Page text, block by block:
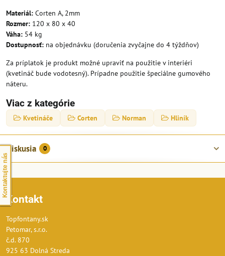
Materiál: Corten A, 2mm
Rozmer: 120 x 80 x 40
Váha: 54 kg
Dostupnosť: na objednávku (doručenia zvyčajne do 4 týždňov)
Za príplatok je produkt možné upraviť na použitie v interiéri
(kvetináč bude vodotesný). Prípadne použitie špeciálne gumového
náteru.
Viac z kategórie
Kvetináče Corten Norman Hliník
Diskusia 0
Kontakt
Topfontany.sk
Petomar, s.r.o.
č.d. 870
925 63 Dolná Streda
Kontaktujte nás